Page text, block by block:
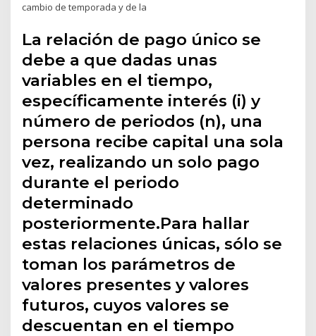
cambio de temporada y de la
La relación de pago único se
debe a que dadas unas
variables en el tiempo,
específicamente interés (i) y
número de periodos (n), una
persona recibe capital una sola
vez, realizando un solo pago
durante el periodo
determinado
posteriormente.Para hallar
estas relaciones únicas, sólo se
toman los parámetros de
valores presentes y valores
futuros, cuyos valores se
descuentan en el tiempo